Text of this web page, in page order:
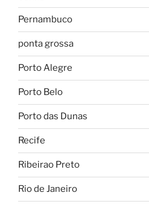
Pernambuco
ponta grossa
Porto Alegre
Porto Belo
Porto das Dunas
Recife
Ribeirao Preto
Rio de Janeiro